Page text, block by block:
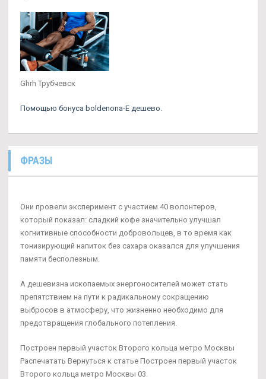
Ghrh Трубчевск
Помощью бонуса boldenona-E дешево.
ФРАЗЫ
Они провели эксперимент с участием 40 волонтеров,
который показал: сладкий кофе значительно улучшал
когнитивные способности добровольцев, в то время как
тонизирующий напиток без сахара оказался для улучшения
памяти бесполезным.
А дешевизна ископаемых энергоносителей может стать
препятствием на пути к радикальному сокращению
выбросов в атмосферу, что жизненно необходимо для
предотвращения глобального потепления.
Построен первый участок Второго кольца метро Москвы
Распечатать Вернуться к статье Построен первый участок
Второго кольца метро Москвы 03.